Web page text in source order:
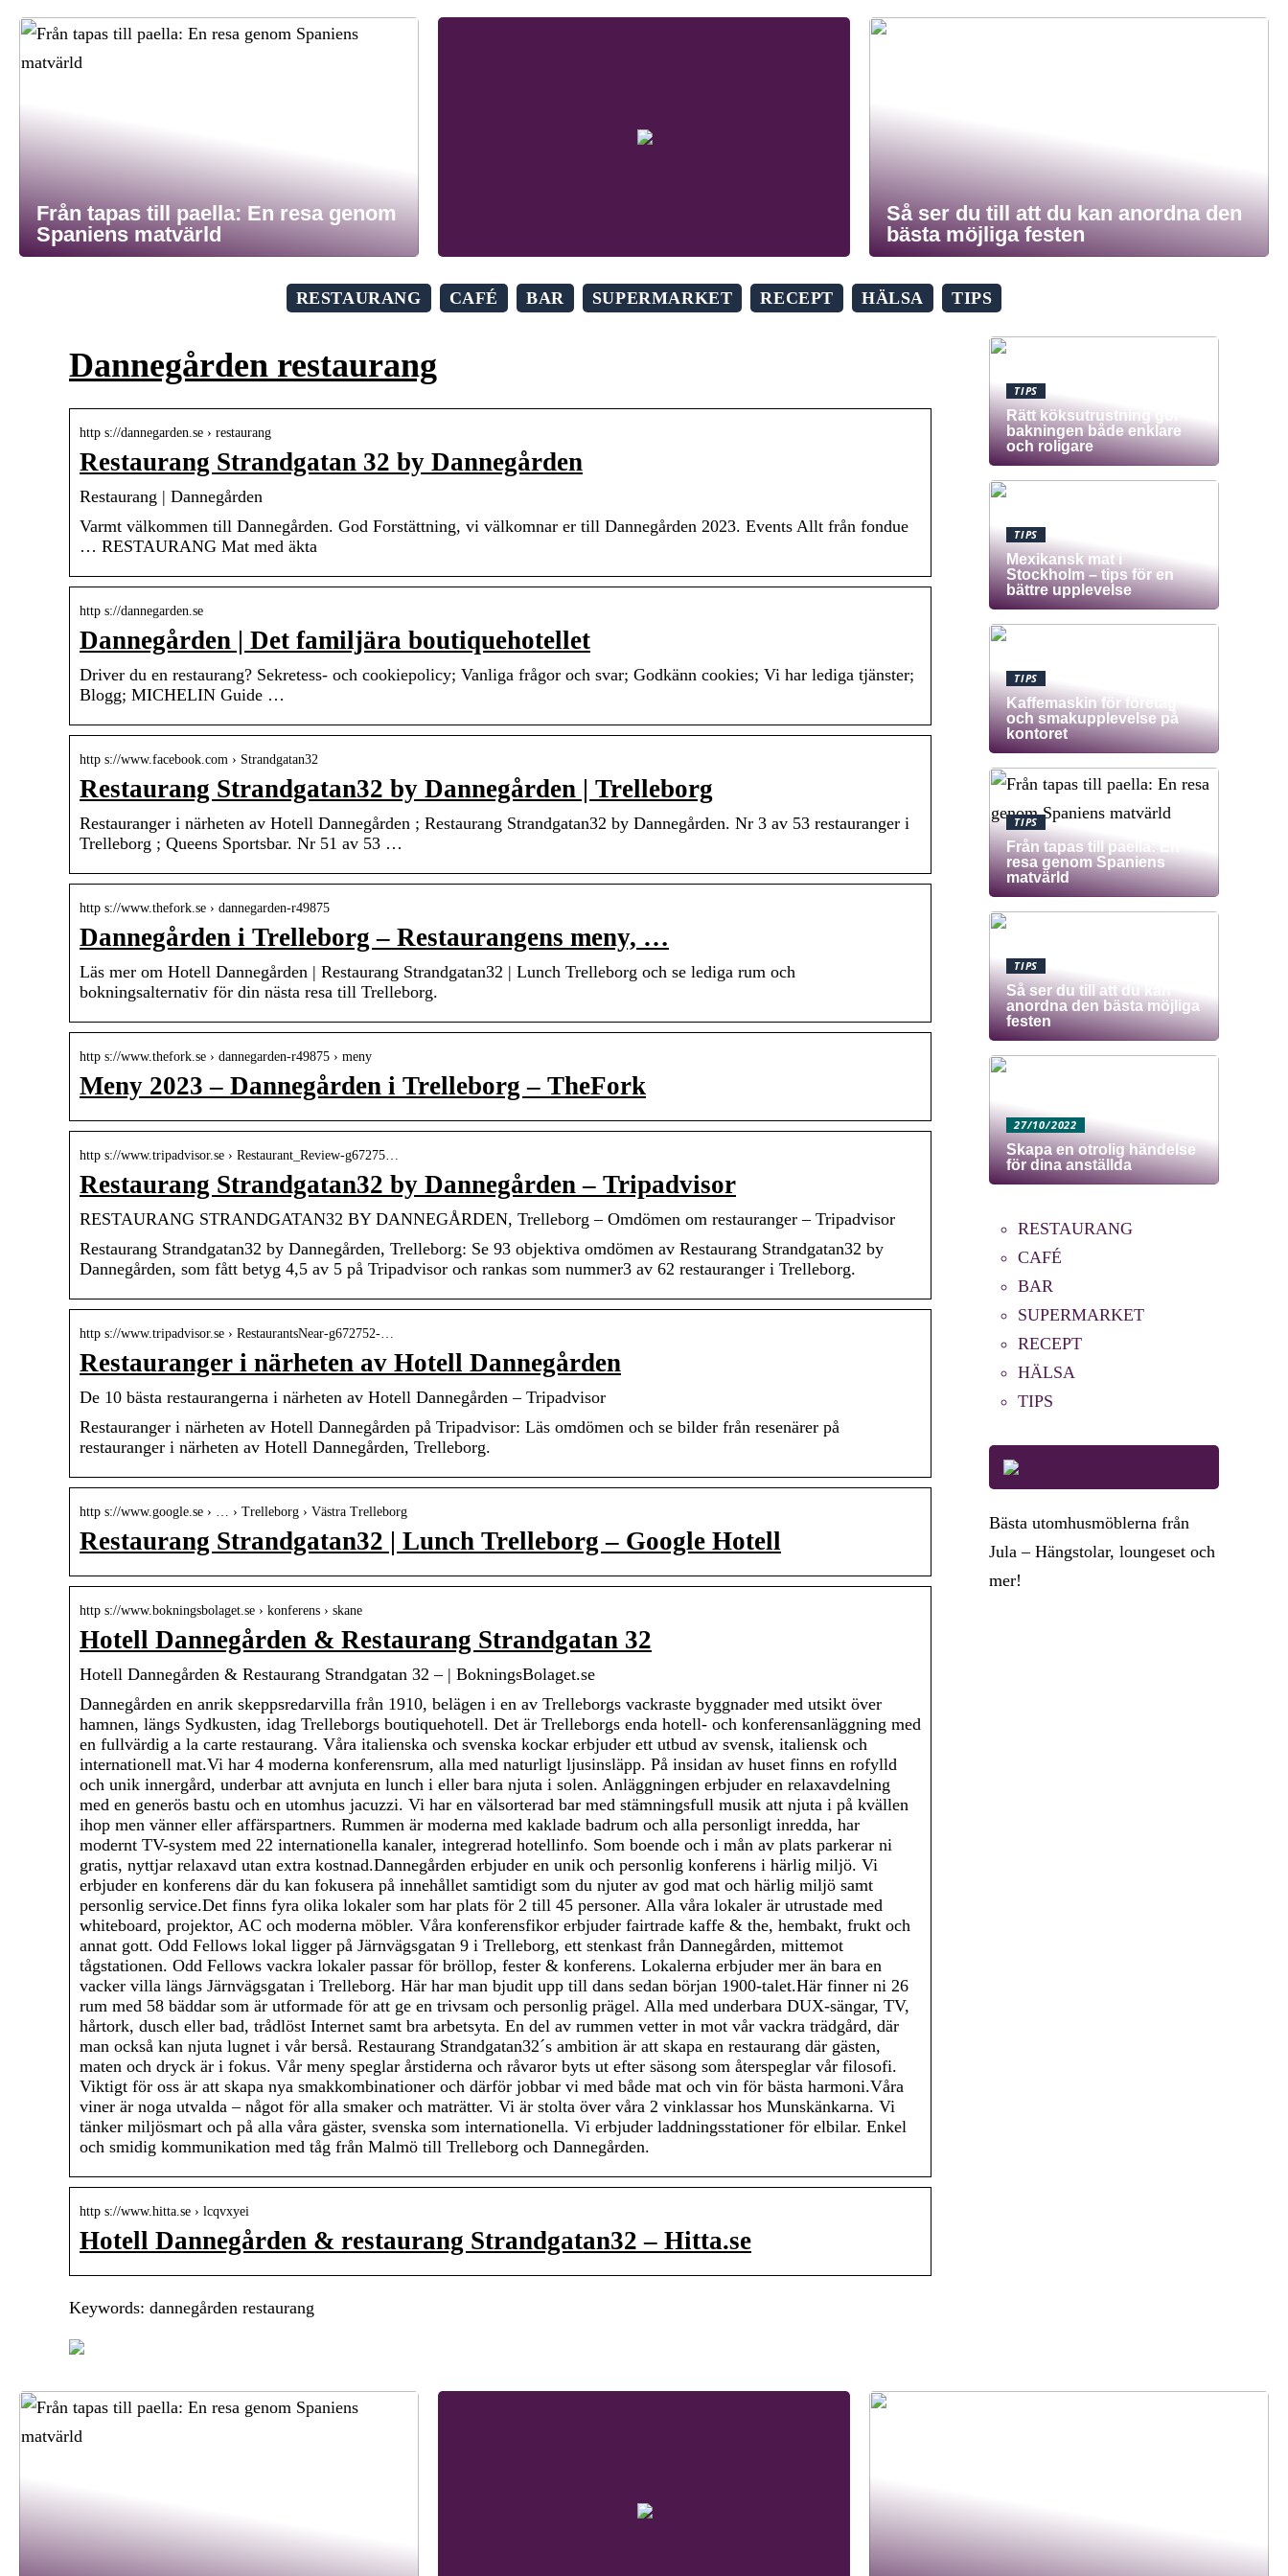
Från tapas till paella: En resa genom
Spaniens matvärld
Så ser du till att du kan anordna den
bästa möjliga festen
RESTAURANG CAFÉ BAR SUPERMARKET RECEPT HÄLSA TIPS
Dannegården restaurang
http s://dannegarden.se › restaurang
Restaurang Strandgatan 32 by Dannegården
Restaurang | Dannegården
Varmt välkommen till Dannegården. God Forstättning, vi välkomnar er till Dannegården 2023. Events Allt från fondue
… RESTAURANG Mat med äkta
http s://dannegarden.se
Dannegården | Det familjära boutiquehotellet
Driver du en restaurang? Sekretess- och cookiepolicy; Vanliga frågor och svar; Godkänn cookies; Vi har lediga tjänster;
Blogg; MICHELIN Guide …
http s://www.facebook.com › Strandgatan32
Restaurang Strandgatan32 by Dannegården | Trelleborg
Restauranger i närheten av Hotell Dannegården ; Restaurang Strandgatan32 by Dannegården. Nr 3 av 53 restauranger i
Trelleborg ; Queens Sportsbar. Nr 51 av 53 …
http s://www.thefork.se › dannegarden-r49875
Dannegården i Trelleborg – Restaurangens meny, …
Läs mer om Hotell Dannegården | Restaurang Strandgatan32 | Lunch Trelleborg och se lediga rum och
bokningsalternativ för din nästa resa till Trelleborg.
http s://www.thefork.se › dannegarden-r49875 › meny
Meny 2023 – Dannegården i Trelleborg – TheFork
http s://www.tripadvisor.se › Restaurant_Review-g67275…
Restaurang Strandgatan32 by Dannegården – Tripadvisor
RESTAURANG STRANDGATAN32 BY DANNEGÅRDEN, Trelleborg – Omdömen om restauranger – Tripadvisor
Restaurang Strandgatan32 by Dannegården, Trelleborg: Se 93 objektiva omdömen av Restaurang Strandgatan32 by
Dannegården, som fått betyg 4,5 av 5 på Tripadvisor och rankas som nummer3 av 62 restauranger i Trelleborg.
http s://www.tripadvisor.se › RestaurantsNear-g672752-…
Restauranger i närheten av Hotell Dannegården
De 10 bästa restaurangerna i närheten av Hotell Dannegården – Tripadvisor
Restauranger i närheten av Hotell Dannegården på Tripadvisor: Läs omdömen och se bilder från resenärer på
restauranger i närheten av Hotell Dannegården, Trelleborg.
http s://www.google.se › … › Trelleborg › Västra Trelleborg
Restaurang Strandgatan32 | Lunch Trelleborg – Google Hotell
http s://www.bokningsbolaget.se › konferens › skane
Hotell Dannegården & Restaurang Strandgatan 32
Hotell Dannegården & Restaurang Strandgatan 32 – | BokningsBolaget.se
Dannegården en anrik skeppsredarvilla från 1910, belägen i en av Trelleborgs vackraste byggnader med utsikt över
hamnen, längs Sydkusten, idag Trelleborgs boutiquehotell. Det är Trelleborgs enda hotell- och konferensanläggning med
en fullvärdig a la carte restaurang. Våra italienska och svenska kockar erbjuder ett utbud av svensk, italiensk och
internationell mat.Vi har 4 moderna konferensrum, alla med naturligt ljusinsläpp. På insidan av huset finns en rofylld
och unik innergård, underbar att avnjuta en lunch i eller bara njuta i solen. Anläggningen erbjuder en relaxavdelning
med en generös bastu och en utomhus jacuzzi. Vi har en välsorterad bar med stämningsfull musik att njuta i på kvällen
ihop men vänner eller affärspartners. Rummen är moderna med kaklade badrum och alla personligt inredda, har
modernt TV-system med 22 internationella kanaler, integrerad hotellinfo. Som boende och i mån av plats parkerar ni
gratis, nyttjar relaxavd utan extra kostnad.Dannegården erbjuder en unik och personlig konferens i härlig miljö. Vi
erbjuder en konferens där du kan fokusera på innehållet samtidigt som du njuter av god mat och härlig miljö samt
personlig service.Det finns fyra olika lokaler som har plats för 2 till 45 personer. Alla våra lokaler är utrustade med
whiteboard, projektor, AC och moderna möbler. Våra konferensfikor erbjuder fairtrade kaffe & the, hembakt, frukt och
annat gott. Odd Fellows lokal ligger på Järnvägsgatan 9 i Trelleborg, ett stenkast från Dannegården, mittemot
tågstationen. Odd Fellows vackra lokaler passar för bröllop, fester & konferens. Lokalerna erbjuder mer än bara en
vacker villa längs Järnvägsgatan i Trelleborg. Här har man bjudit upp till dans sedan början 1900-talet.Här finner ni 26
rum med 58 bäddar som är utformade för att ge en trivsam och personlig prägel. Alla med underbara DUX-sängar, TV,
hårtork, dusch eller bad, trådlöst Internet samt bra arbetsyta. En del av rummen vetter in mot vår vackra trädgård, där
man också kan njuta lugnet i vår berså. Restaurang Strandgatan32´s ambition är att skapa en restaurang där gästen,
maten och dryck är i fokus. Vår meny speglar årstiderna och råvaror byts ut efter säsong som återspeglar vår filosofi.
Viktigt för oss är att skapa nya smakkombinationer och därför jobbar vi med både mat och vin för bästa harmoni.Våra
viner är noga utvalda – något för alla smaker och maträtter. Vi är stolta över våra 2 vinklassar hos Munskänkarna. Vi
tänker miljösmart och på alla våra gäster, svenska som internationella. Vi erbjuder laddningsstationer för elbilar. Enkel
och smidig kommunikation med tåg från Malmö till Trelleborg och Dannegården.
http s://www.hitta.se › lcqvxyei
Hotell Dannegården & restaurang Strandgatan32 – Hitta.se
Keywords: dannegården restaurang
TIPS
Rätt köksutrustning gör
bakningen både enklare
och roligare
TIPS
Mexikansk mat i
Stockholm – tips för en
bättre upplevelse
TIPS
Kaffemaskin för företag
och smakupplevelse på
kontoret
TIPS
Från tapas till paella: En
resa genom Spaniens
matvärld
TIPS
Så ser du till att du kan
anordna den bästa möjliga
festen
27/10/2022
Skapa en otrolig händelse
för dina anställda
RESTAURANG
CAFÉ
BAR
SUPERMARKET
RECEPT
HÄLSA
TIPS
Bästa utomhusmöblerna från
Jula – Hängstolar, loungeset och
mer!